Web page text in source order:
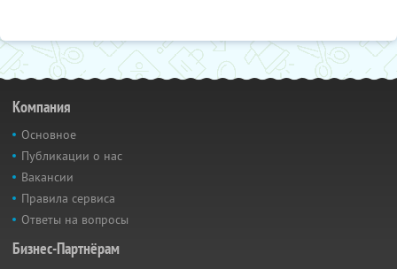
Компания
Основное
Публикации о нас
Вакансии
Правила сервиса
Ответы на вопросы
Бизнес-Партнёрам